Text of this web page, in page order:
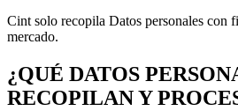
Cint solo recopila Datos personales con
mercado.
¿QUÉ DATOS
RECOPILAN Y